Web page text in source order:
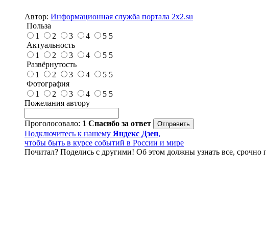
Автор: Информационная служба портала 2x2.su
Польза
1
2 3 4 5 5
Актуальность
1
2 3 4 5 5
Развёрнутость
1
2 3 4 5 5
Фотография
1
2 3 4 5 5
Пожелания автору
Проголосовало: 1 Спасибо за ответ
Подключитесь к нашему Яндекс Дзен,
чтобы быть в курсе событий в России и мире
Почитал? Поделись с другими! Об этом должны узнать все, срочно